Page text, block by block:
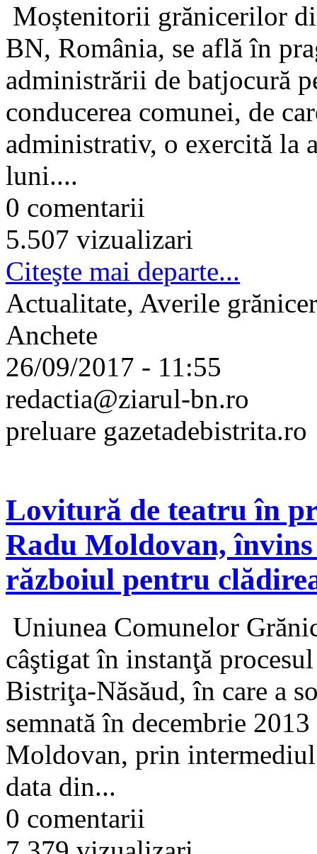
Moștenitorii grănicerilor
BN, România, se află în
administrării de batjocură
conducerea comunei, de
administrativ, o exercită la
luni....
0 comentarii
5.507 vizualizari
Citeşte mai departe...
Actualitate, Averile
Anchete
26/09/2017 - 11:55
redactia@ziarul-bn.ro
preluare gazetadebistrita.ro
Lovitură de teatru în
Radu Moldovan,
războiul pentru
Uniunea Comunelor
câştigat în instanţă
Bistriţa-Năsăud, în care a
semnată în decembrie
Moldovan, prin
data din...
0 comentarii